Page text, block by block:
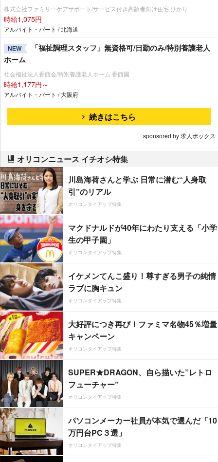
株式会社ファミリーケアサポート/サービス付き高齢者向け住宅 ひかり
時給1,075円
アルバイト・パート / 北海道
NEW
「福祉調理スタッフ」無資格可/日勤のみ/特別養護老人
ホーム
社会福祉法人香西会/特別養護老人ホーム 香西園
時給1,177円～
アルバイト・パート / 大阪府
続きはこちら
sponsored by 求人ボックス
オリコンニュース イチオシ特集
川島海荷さんと学ぶ 日常に潜む“人身取
引”のリアル
オリコンタイアップ特集
マクドナルドが40年にわたり支える「小学
生の甲子園」
オリコンタイアップ特集
イケメンてんこ盛り！尊すぎる男子の純情
ラブに胸キュン
オリコンタイアップ特集
大好評につき再び！ファミマ名物45％増量
キャンペーン
オリコンタイアップ特集
SUPER★DRAGON、自ら描いた”レトロ
フューチャー”
オリコンタイアップ特集
パソコンメーカー社員が本気で選んだ「10
万円台PC３選」
オリコンタイアップ特集